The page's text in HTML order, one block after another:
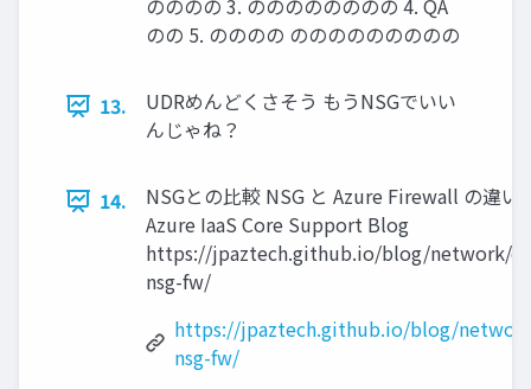
のののの 3. のののののののの 4. QA
のの 5. のののの ののののののののの
13.
UDRめんどくさそう もうNSGでいい
んじゃね？
14.
NSGとの比較 NSG と Azure Firewall の違い
Azure IaaS Core Support Blog
https://jpaztech.github.io/blog/network/
nsg-fw/
https://jpaztech.github.io/blog/
nsg-fw/